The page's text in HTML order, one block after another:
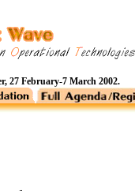
27 February-7 March 2002.